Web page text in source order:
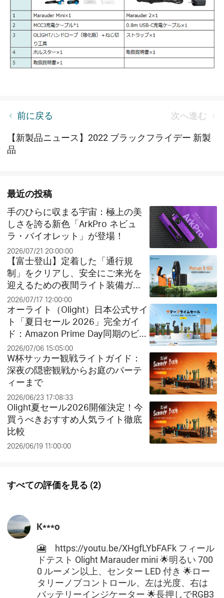
前に戻る 次へ進む
PL-3 Valkyrie レビュー
【新製品ニュース】2022 ブラックフライデー 新製
品
最近の投稿
手のひらに収まる宇宙：極上の美
しさを誇る新色「ArkPro ネビュ
ラ・バイオレット」が登場！
2026/07/21 20:00:00
【富士登山】定着した「通行規
制」をクリアし、安全にご来光を
迎えるための夜間ライト装備ガイ
ド
2026/07/17 12:00:00
オーライト（Olight）日本公式サイ
ト「夏日セール 2026」完全ガイ
ド：Amazon Prime Day同期のビッ
グセールとお得なクリアランス祭
り！
2026/07/06 15:05:00
W杯サッカー観戦ライトガイド：
深夜の隠密観戦からお庭のパーテ
ィーまで
2026/06/23 17:08:33
Olight夏セール2026開催決定！今
買うべきおすすめ人気ライト徹底
比較
2026/06/19 11:00:00
すべての評価を見る (2)
K***o
🎦 https://youtu.be/XHgfLYbFAFk フィール
ドテスト Olight Marauder mini 🌟明るい 700
0 ルーメン以上、センター LED 付き 🌟ロー
タリーノブコントロール、左は光度、右は
バッテリーインジケーター 🌟長押しでRGB3